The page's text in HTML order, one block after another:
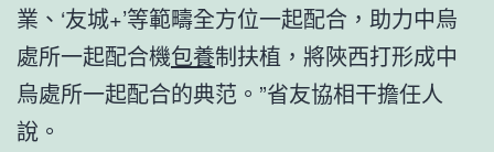
業、‘友城+’等範疇全方位一起配合，助力中烏
處所一起配合機包養制扶植，將陜西打形成中
烏處所一起配合的典范。”省友協相干擔任人
說。